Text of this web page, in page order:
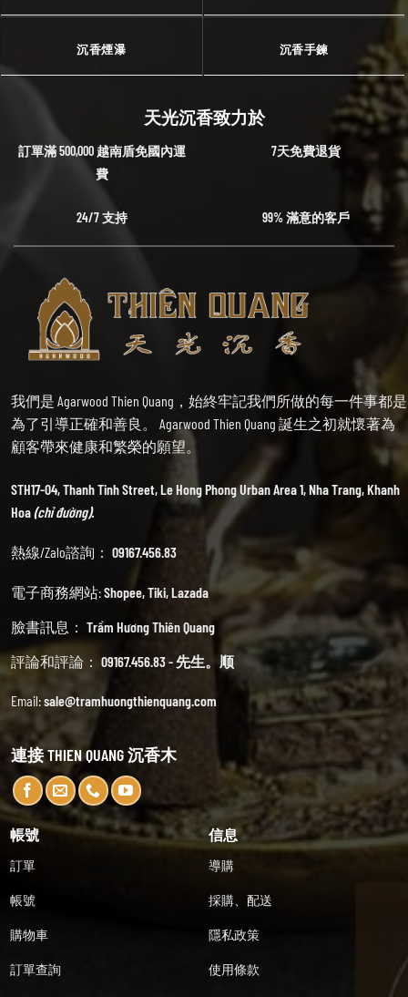
沉香煙瀑 沉香手鍊
天光沉香致力於
訂單滿 500,000 越南盾免國內運
費
7天免費退貨
24/7 支持 99% 滿意的客戶
我們是 Agarwood Thien Quang，始終牢記我們所做的每一件事都是
為了引導正確和善良。 Agarwood Thien Quang 誕生之初就懷著為
顧客帶來健康和繁榮的願望。
STH17-04, Thanh Tinh Street, Le Hong Phong Urban Area 1, Nha Trang, Khanh
Hoa(chỉ đường).
熱線/Zalo諮詢： 09167.456.83
電子商務網站:Shopee,Tiki,Lazada
臉書訊息： Trầm Hương Thiên Quang
評論和評論： 09167.456.83 - 先生。顺
Email:sale@tramhuongthienquang.com
連接 THIEN QUANG 沉香木
帳號
訂單
帳號
購物車
訂單查詢
信息
導購
採購、配送
隱私政策
使用條款